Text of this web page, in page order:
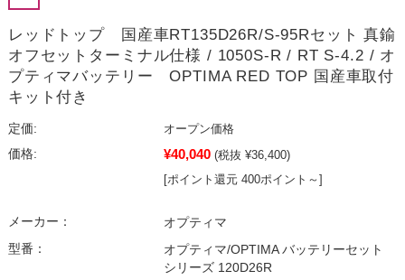
レッドトップ 国産車RT135D26R/S-95Rセット 真鍮
オフセットターミナル仕様 / 1050S-R / RT S-4.2 / オ
プティマバッテリー OPTIMA RED TOP 国産車取付
キット付き
定価:
オープン価格
価格:
¥40,040 (税抜 ¥36,400)
[ポイント還元 400ポイント～]
メーカー：
オプティマ
型番：
オプティマ/OPTIMA バッテリーセット
シリーズ 120D26R